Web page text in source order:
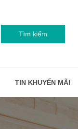
Tìm kiếm
TIN KHUYẾN MÃI